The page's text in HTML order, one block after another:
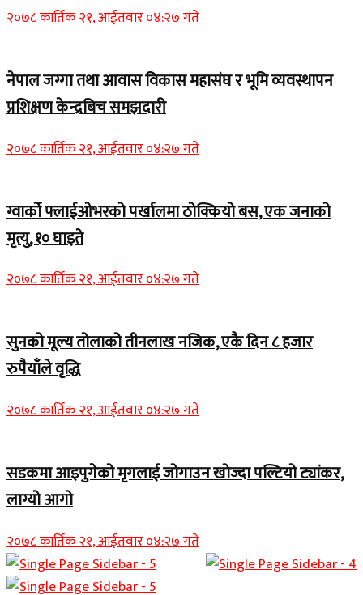
२०७८ कार्तिक २१, आईतवार ०४:२७ गते
नेपाल जग्गा तथा आवास विकास महासंघ र भूमि व्यवस्थापन
प्रशिक्षण केन्द्रबिच समझदारी
२०७८ कार्तिक २१, आईतवार ०४:२७ गते
ग्वार्को फ्लाईओभरको पर्खालमा ठोक्कियो बस, एक जनाको
मृत्यु, १० घाइते
२०७८ कार्तिक २१, आईतवार ०४:२७ गते
सुनको मूल्य तोलाको तीनलाख नजिक, एकै दिन ८ हजार
रुपैयाँले वृद्धि
२०७८ कार्तिक २१, आईतवार ०४:२७ गते
सडकमा आइपुगेको मृगलाई जोगाउन खोज्दा पल्टियो ट्यांकर,
लाग्यो आगो
२०७८ कार्तिक २१, आईतवार ०४:२७ गते